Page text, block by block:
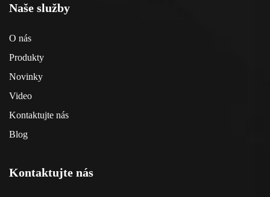
Naše služby
O nás
Produkty
Novinky
Video
Kontaktujte nás
Blog
Kontaktujte nás